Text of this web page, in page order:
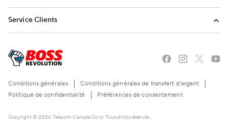
Envoi de réapprovisionnements
Service Clients
Envoyez-nous un email
Conditions générales
Conditions générales de transfert d’argent
Politique de confidentialité
Préférences de consentement
Copyright © 2026 Telecom Canada Corp. Tous droits réservés.